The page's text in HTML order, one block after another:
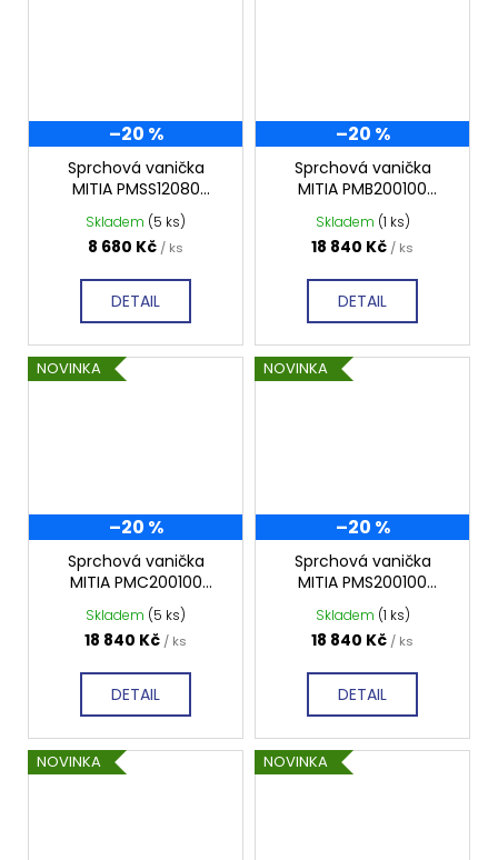
–20 %
Sprchová vanička
MITIA PMSS12080
1200x800 mm, šedá
světlá profilovaná
Skladem (5 ks)
8 680 Kč / ks
DETAIL
–20 %
Sprchová vanička
MITIA PMB200100
2000x1000 mm, bílá
profilovaná
Skladem (1 ks)
18 840 Kč / ks
DETAIL
NOVINKA
–20 %
Sprchová vanička
MITIA PMC200100
2000x1000 mm, černá
profilovaná
Skladem (5 ks)
18 840 Kč / ks
DETAIL
NOVINKA
–20 %
Sprchová vanička
MITIA PMS200100
2000x1000 mm, šedá
profilovaná
Skladem (1 ks)
18 840 Kč / ks
DETAIL
NOVINKA NOVINKA